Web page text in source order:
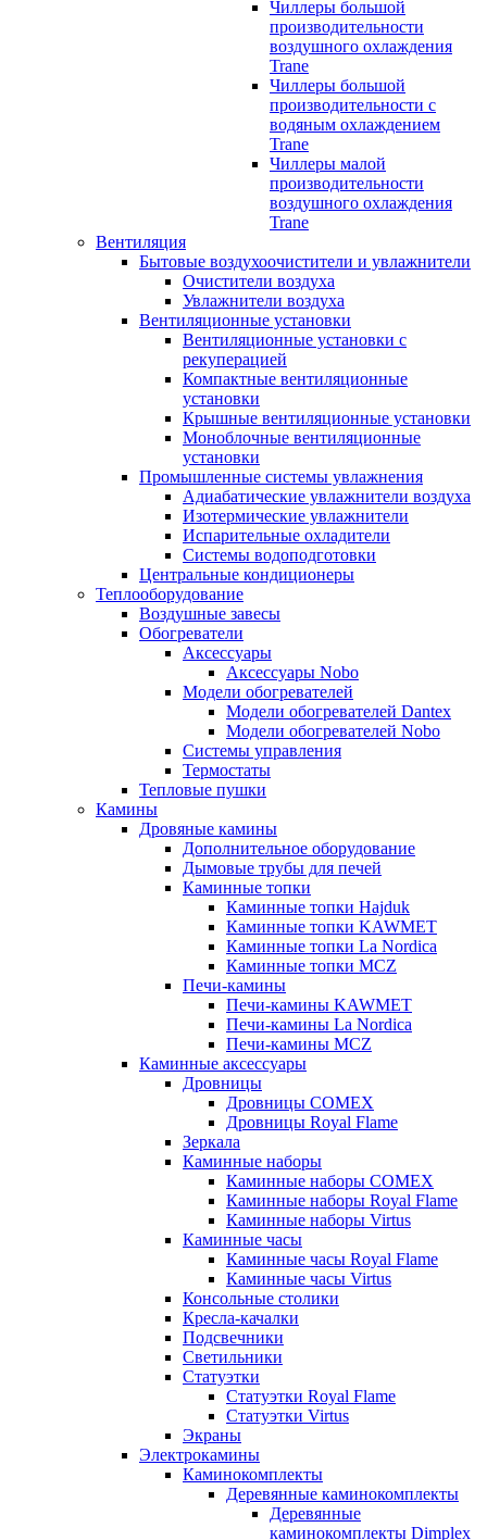
Чиллеры большой
производительности
воздушного охлаждения
Trane
Чиллеры большой
производительности с
водяным охлаждением
Trane
Чиллеры малой
производительности
воздушного охлаждения
Trane
Вентиляция
Бытовые воздухоочистители и увлажнители
Очистители воздуха
Увлажнители воздуха
Вентиляционные установки
Вентиляционные установки с
рекуперацией
Компактные вентиляционные
установки
Крышные вентиляционные установки
Моноблочные вентиляционные
установки
Промышленные системы увлажнения
Адиабатические увлажнители воздуха
Изотермические увлажнители
Испарительные охладители
Системы водоподготовки
Центральные кондиционеры
Теплооборудование
Воздушные завесы
Обогреватели
Аксессуары
Аксессуары Nobo
Модели обогревателей
Модели обогревателей Dantex
Модели обогревателей Nobo
Системы управления
Термостаты
Тепловые пушки
Камины
Дровяные камины
Дополнительное оборудование
Дымовые трубы для печей
Каминные топки
Каминные топки Hajduk
Каминные топки KAWMET
Каминные топки La Nordica
Каминные топки MCZ
Печи-камины
Печи-камины KAWMET
Печи-камины La Nordica
Печи-камины MCZ
Каминные аксессуары
Дровницы
Дровницы COMEX
Дровницы Royal Flame
Зеркала
Каминные наборы
Каминные наборы COMEX
Каминные наборы Royal Flame
Каминные наборы Virtus
Каминные часы
Каминные часы Royal Flame
Каминные часы Virtus
Консольные столики
Кресла-качалки
Подсвечники
Светильники
Статуэтки
Статуэтки Royal Flame
Статуэтки Virtus
Экраны
Электрокамины
Каминокомплекты
Деревянные каминокомплекты
Деревянные
каминокомплекты Dimplex